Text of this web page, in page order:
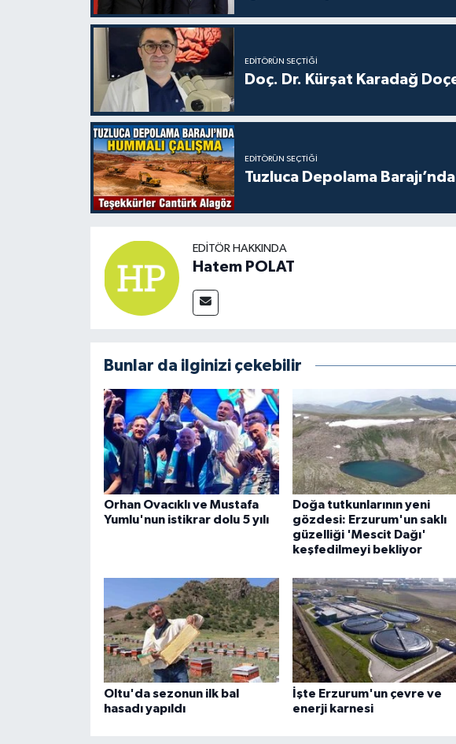
EDITÖRÜN SEÇTIĞI
Doç. Dr. Kürşat Karadağ
EDITÖRÜN SEÇTIĞI
Tuzluca Depolama Barajı’nda
EDITÖR HAKKINDA
Hatem POLAT
Bunlar da ilginizi çekebilir
Orhan Ovacıklı ve Mustafa
Yumlu'nun istikrar dolu 5 yılı
Doğa tutkunlarının yeni
gözdesi: Erzurum'un saklı
güzelliği 'Mescit Dağı'
keşfedilmeyi bekliyor
Oltu'da sezonun ilk bal
hasadı yapıldı
İşte Erzurum'un çevre ve
enerji karnesi